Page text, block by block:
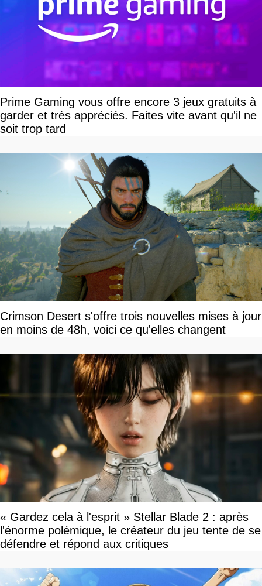
Prime Gaming vous offre encore 3 jeux gratuits à
garder et très appréciés. Faites vite avant qu'il ne
soit trop tard
Crimson Desert s'offre trois nouvelles mises à jour
en moins de 48h, voici ce qu'elles changent
« Gardez cela à l'esprit » Stellar Blade 2 : après
l'énorme polémique, le créateur du jeu tente de se
défendre et répond aux critiques